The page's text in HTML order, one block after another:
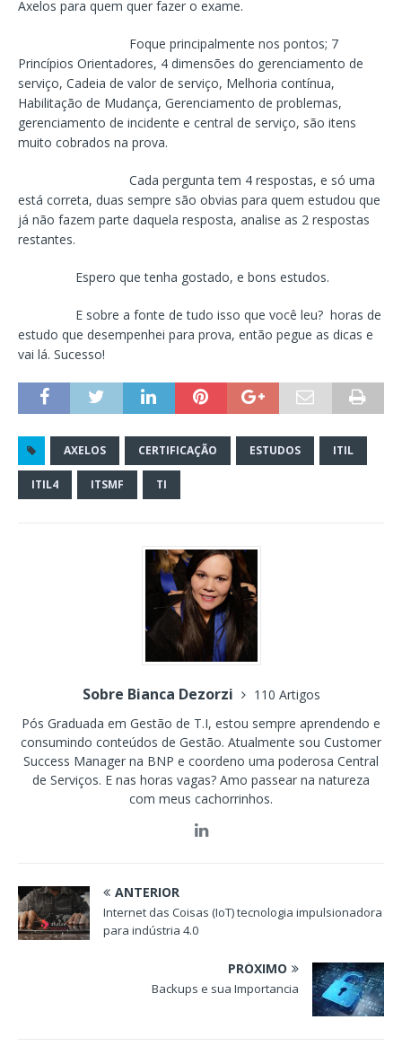
Axelos para quem quer fazer o exame.
Foque principalmente nos pontos; 7
Princípios Orientadores, 4 dimensões do gerenciamento de
serviço, Cadeia de valor de serviço, Melhoria contínua,
Habilitação de Mudança, Gerenciamento de problemas,
gerenciamento de incidente e central de serviço, são itens
muito cobrados na prova.
Cada pergunta tem 4 respostas, e só uma
está correta, duas sempre são obvias para quem estudou que
já não fazem parte daquela resposta, analise as 2 respostas
restantes.
Espero que tenha gostado, e bons estudos.
E sobre a fonte de tudo isso que você leu? horas de
estudo que desempenhei para prova, então pegue as dicas e
vai lá. Sucesso!
AXELOS CERTIFICAÇÃO ESTUDOS ITIL
ITIL4 ITSMF TI
Sobre Bianca Dezorzi
110 Artigos
Pós Graduada em Gestão de T.I, estou sempre aprendendo e
consumindo conteúdos de Gestão. Atualmente sou Customer
Success Manager na BNP e coordeno uma poderosa Central
de Serviços. E nas horas vagas? Amo passear na natureza
com meus cachorrinhos.
ANTERIOR
Internet das Coisas (IoT) tecnologia impulsionadora
para indústria 4.0
PRÓXIMO
Backups e sua Importancia